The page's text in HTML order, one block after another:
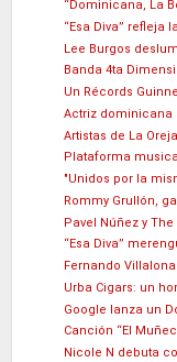
“Dominicana, La
“Esa Diva” refleja
Lee Burgos
Banda 4ta
Un Récords
Actriz dominicana
Artistas de La
Plataforma
"Unidos por la
Rommy Grullón,
Pavel Núñez y
“Esa Diva”
Fernando
Urba Cigars: un
Google lanza un
Canción “El
Nicole N debuta